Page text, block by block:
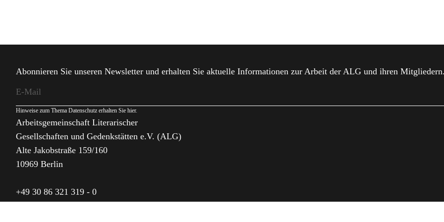
Abonnieren Sie unseren Newsletter und erhalten Sie aktuelle Informationen zur Arbeit der ALG und ihren Mitgliedern.
Hinweise zum Thema Datenschutz erhalten Sie hier.
Arbeitsgemeinschaft Literarischer
Gesellschaften und Gedenkstätten e.V. (ALG)
Alte Jakobstraße 159/160
10969 Berlin
+49 30 86 321 319 - 0